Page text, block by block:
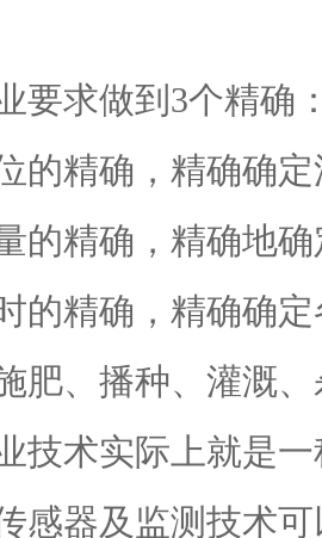
求做到3个精确
精确，精确确定
精确，精确地确
精确，精确确定
肥、播种、灌溉
术实际上就是一
感器及监测技术